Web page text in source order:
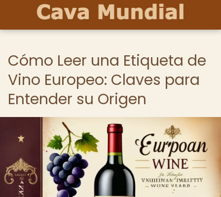
Cómo Leer una Etiqueta de
Vino Europeo: Claves para
Entender su Origen